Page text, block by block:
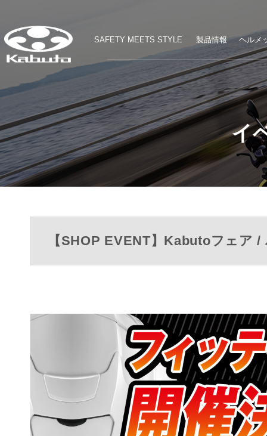
SAFETY MEETS STYLE 製品情報 ヘルメ
イ
【SHOP EVENT】Kabutoフェア